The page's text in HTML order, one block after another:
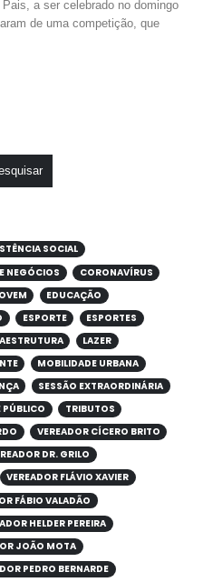
a ser celebrado no domingo
de uma competição, que
SOCIAL
NEGÓCIOS
CORONAVÍRUS
EDUCAÇÃO
ESPORTE
ESPORTES
LAZER
MOBILIDADE URBANA
SESSÃO EXTRAORDINÁRIA
PÚBLICO
TRIBUTOS
VEREADOR CÍCERO BRITO
DR. GRILO
VEREADOR FLÁVIO XAVIER
FÁBIO VALADÃO
HELDER PEREIRA
JOÃO MOTA
PEDRO BERNARDE